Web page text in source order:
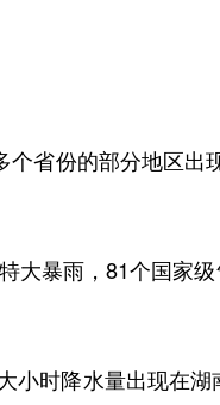
省份的部分地区出
暴雨，81个国家
时降水量出现在湖